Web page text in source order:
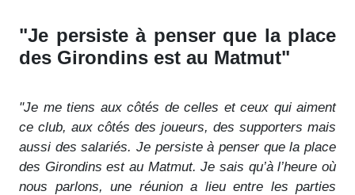
"Je persiste à penser que la place
des Girondins est au Matmut"
"Je me tiens aux côtés de celles et ceux qui aiment
ce club, aux côtés des joueurs, des supporters mais
aussi des salariés. Je persiste à penser que la place
des Girondins est au Matmut. Je sais qu’à l’heure où
nous parlons, une réunion a lieu entre les parties